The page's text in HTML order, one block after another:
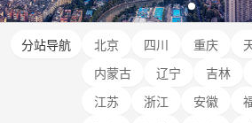
分站导航 北京 四川 重庆
内蒙古
辽宁 吉林
江苏
浙江 安徽